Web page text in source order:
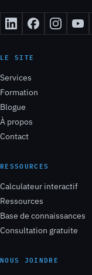
LE SITE
Services
Formation
Blogue
À propos
Contact
RESSOURCES
Calculateur interactif
Ressources
Base de connaissances
Consultation gratuite
NOUS JOINDRE